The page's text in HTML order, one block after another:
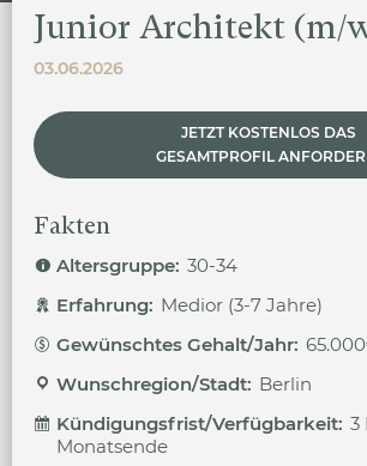
Junior Architekt (m/
03.06.2026
JETZT KOSTENLOS DAS
GESAMTPROFIL
Fakten
Altersgruppe: 30-34
Erfahrung: Medior (3-7 Jahre)
Gewünschtes Gehalt/Jahr:
Wunschregion/Stadt: Berlin
Kündigungsfrist/Verfügbarkeit: 3
Monatsende